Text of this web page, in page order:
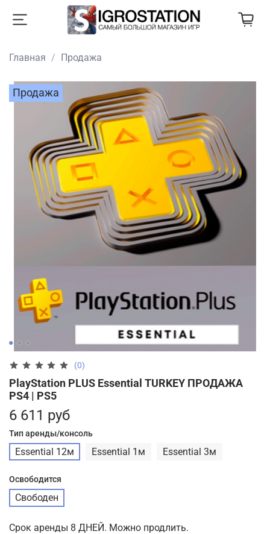
Главная Продажа
Продажа
(0)
PlayStation PLUS Essential TURKEY ПРОДАЖА
PS4 | PS5
6 611 руб
Тип аренды/консоль
Essential 12м Essential 1м Essential 3м
Освободится
Свободен
Срок аренды 8 ДНЕЙ. Можно продлить.